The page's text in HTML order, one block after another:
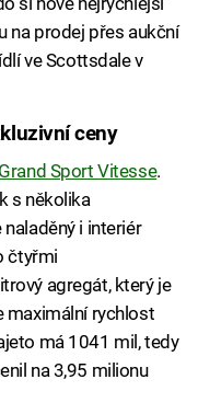
na prodej přes aukční
ve Scottsdale v
ceny
Sport Vitesse.
s několika
i interiér
čtyřmi
agregát, který je
maximální rychlost
má 1041 mil, tedy
na 3,95 milionu